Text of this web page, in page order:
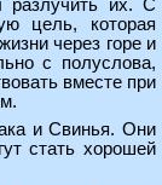
разлучить их. С
цель, которая
через горе и
с полуслова,
вместе при
и Свинья. Они
стать хорошей